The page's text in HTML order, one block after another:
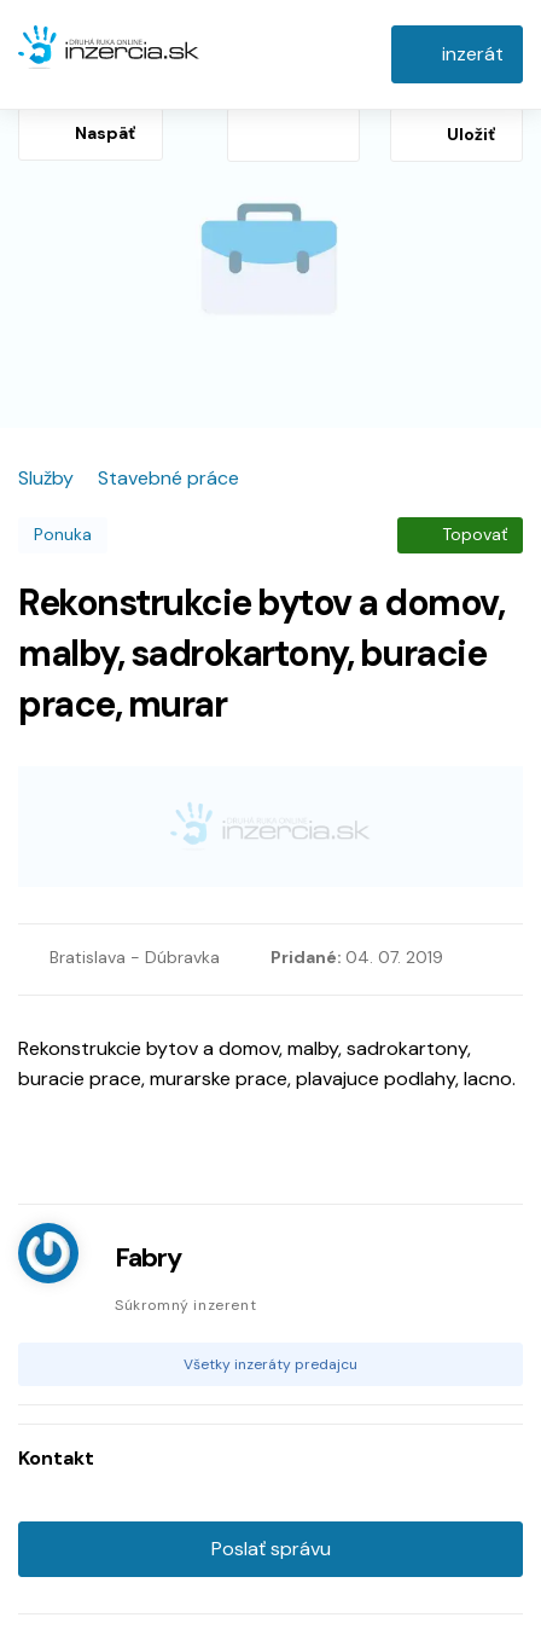
inzerát
Naspäť Uložiť
Služby Stavebné práce
Ponuka Topovať
Rekonstrukcie bytov a domov,
malby, sadrokartony, buracie
prace, murar
Bratislava - Dúbravka Pridané: 04. 07. 2019
Rekonstrukcie bytov a domov, malby, sadrokartony,
buracie prace, murarske prace, plavajuce podlahy, lacno.
Fabry
Súkromný inzerent
Všetky inzeráty predajcu
Kontakt
Poslať správu